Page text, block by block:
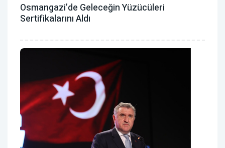
Osmangazi’de Geleceğin Yüzücüleri
Sertifikalarını Aldı